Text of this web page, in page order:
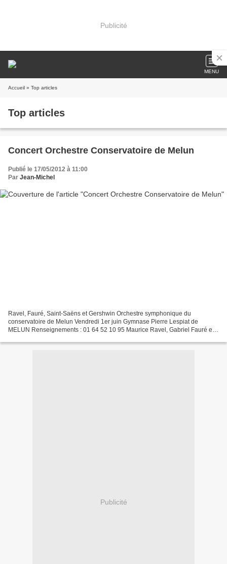
Publicité
MENU
Accueil » Top articles
Top articles
Concert Orchestre Conservatoire de Melun
Publié le 17/05/2012 à 11:00
Par Jean-Michel
Ravel, Fauré, Saint-Saëns et Gershwin Orchestre symphonique du
conservatoire de Melun Vendredi 1er juin Gymnase Pierre Lespiat de
MELUN Renseignements : 01 64 52 10 95 Maurice Ravel, Gabriel Fauré et
Publicité